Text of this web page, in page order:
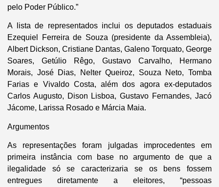
pelo Poder Público.”
A lista de representados inclui os deputados estaduais
Ezequiel Ferreira de Souza (presidente da Assembleia),
Albert Dickson, Cristiane Dantas, Galeno Torquato, George
Soares, Getúlio Rêgo, Gustavo Carvalho, Hermano
Morais, José Dias, Nelter Queiroz, Souza Neto, Tomba
Farias e Vivaldo Costa, além dos agora ex-deputados
Carlos Augusto, Dison Lisboa, Gustavo Fernandes, Jacó
Jácome, Larissa Rosado e Márcia Maia.
Argumentos
As representações foram julgadas improcedentes em
primeira instância com base no argumento de que a
ilegalidade só se caracterizaria se os bens fossem
entregues diretamente a eleitores, “pessoas